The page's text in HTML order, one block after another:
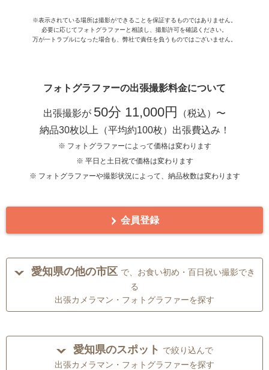
※表示されている場所は撮影ができることを保証するものではありません。
必要に応じてフォトグラファーと相談し、撮影許可を確認ください。
万が一トラブルになった場合も、弊社で責任を負うものではございません。
フォトグラファーの出張撮影料金について
出張撮影が 50分 11,000円
（税込）〜
納品30枚以上（平均約100枚）出張費込み！
※ フォトグラファーによって価格は変わります
※ 平日と土日祝で価格は変わります
※ フォトグラファーや撮影状況によって、納品枚数は変わります
会員登録
愛知県の他の市区 で、お食い初め・百日祝い撮影でき
る
出張カメラマン・フォトグラファーを探す
愛知県のスポット で絞り込んで
出張カメラマン・フォトグラファーを探す